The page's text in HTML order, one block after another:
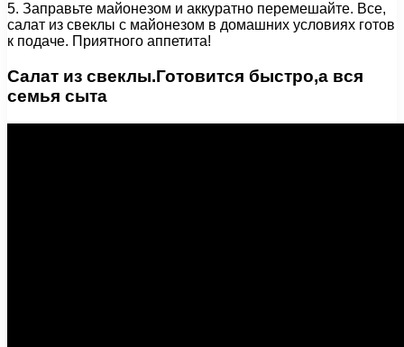
5. Заправьте майонезом и аккуратно перемешайте. Все,
салат из свеклы с майонезом в домашних условиях готов
к подаче. Приятного аппетита!
Салат из свеклы.Готовится быстро,а вся
семья сыта